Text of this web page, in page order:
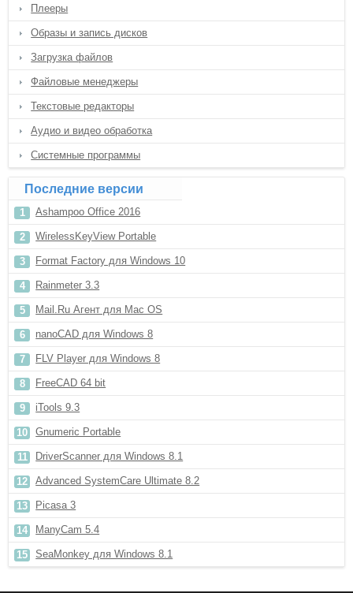
Плееры
Образы и запись дисков
Загрузка файлов
Файловые менеджеры
Текстовые редакторы
Аудио и видео обработка
Системные программы
Последние версии
Ashampoo Office 2016
WirelessKeyView Portable
Format Factory для Windows 10
Rainmeter 3.3
Mail.Ru Агент для Mac OS
nanoCAD для Windows 8
FLV Player для Windows 8
FreeCAD 64 bit
iTools 9.3
Gnumeric Portable
DriverScanner для Windows 8.1
Advanced SystemCare Ultimate 8.2
Picasa 3
ManyCam 5.4
SeaMonkey для Windows 8.1